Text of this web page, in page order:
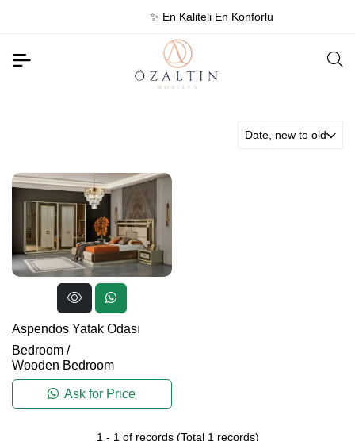
✨ En Kaliteli En Konforlu
Date, new to old
Aspendos Yatak Odası
Bedroom /
Wooden Bedroom
Ask for Price
1 - 1 of records (Total 1 records)